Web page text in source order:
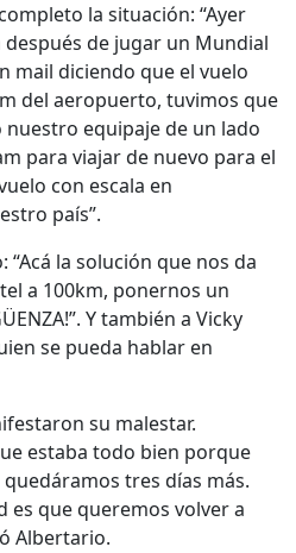
la situación: “Ayer
de jugar un Mundial
mail diciendo que el vuelo
del aeropuerto, tuvimos que
equipaje de un lado
para viajar de nuevo para el
con escala en
país”.
la solución que nos da
a 100km, ponernos un
Y también a Vicky
se pueda hablar en
su malestar.
estaba todo bien porque
tres días más.
es que queremos volver a
Albertario.